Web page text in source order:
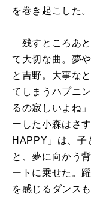
を巻き起こした。
残すところあ
て大切な曲。夢
と吉野。大事な
てしまうハプニ
るの寂しいよね
ーした小森はさ
HAPPY」は、子
と、夢に向かう
ートに乗せた。
を感じるダンス